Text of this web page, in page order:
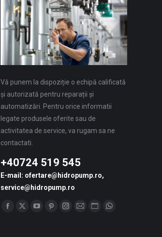
Vă punem la dispoziție o echipă calificată
și autorizată pentru reparații și
automatizări. Pentru orice informatii
legate produsele oferite sau de
activitatea de service, va rugam sa ne
contactati.
+40724 519 545
E-mail: ofertare@hidropump.ro,
service@hidropump.ro
Find us on:
YouTube
PinterestInstagram
WebsiteWhatsapp